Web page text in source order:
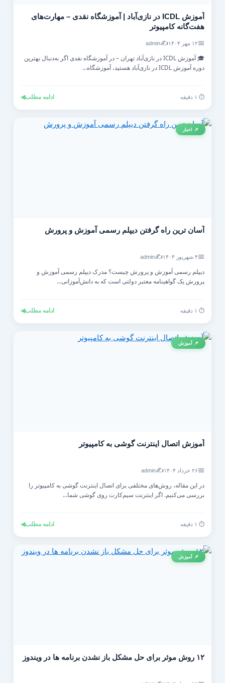
آموزش ICDL در نازی‌آباد | آموزشگاه نقدی – مهارت‌های
هفت‌گانه کامپیوتر
۱۲ مهر ۱۴۰۴ ✍️
admin
🎓 آموزش ICDL در نازی‌آباد تهران – در آموزشگاه نقدی اگر به‌دنبال بهترین
دوره آموزش ICDL در نازی‌آباد هستید، آموزشگاه...
ادامه مطلب◀
📌 اخبار
آسان ترین راه گرفتن دیپلم رسمی آموزش و پرورش
۴ شهریور ۱۴۰۴ ✍️
admin
دیپلم رسمی آموزش و پرورش چیست؟ مدرک دیپلم رسمی آموزش و
پرورش یک گواهینامه معتبر دولتی است که به دانش‌آموزانی...
ادامه مطلب◀
📌 آموزش
آموزش اتصال اینترنت گوشی به کامپیوتر
۲۶ خرداد ۱۴۰۴ ✍️
admin
در این مقاله، روش‌های مختلفی برای اتصال اینترنت گوشی به کامپیوتر را
بررسی می‌کنیم. اگر اینترنت سیم‌کارت روی گوشی شما...
ادامه مطلب◀
📌 آموزش
۱۲ روش موثر برای حل مشکل باز نشدن برنامه ها در ویندوز